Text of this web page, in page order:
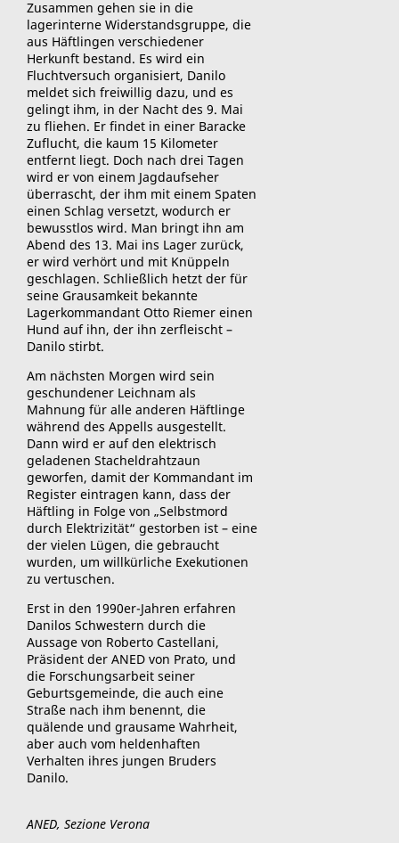
Zusammen gehen sie in die
lagerinterne Widerstandsgruppe, die
aus Häftlingen verschiedener
Herkunft bestand. Es wird ein
Fluchtversuch organisiert, Danilo
meldet sich freiwillig dazu, und es
gelingt ihm, in der Nacht des 9. Mai
zu fliehen. Er findet in einer Baracke
Zuflucht, die kaum 15 Kilometer
entfernt liegt. Doch nach drei Tagen
wird er von einem Jagdaufseher
überrascht, der ihm mit einem Spaten
einen Schlag versetzt, wodurch er
bewusstlos wird. Man bringt ihn am
Abend des 13. Mai ins Lager zurück,
er wird verhört und mit Knüppeln
geschlagen. Schließlich hetzt der für
seine Grausamkeit bekannte
Lagerkommandant Otto Riemer einen
Hund auf ihn, der ihn zerfleischt –
Danilo stirbt.
Am nächsten Morgen wird sein
geschundener Leichnam als
Mahnung für alle anderen Häftlinge
während des Appells ausgestellt.
Dann wird er auf den elektrisch
geladenen Stacheldrahtzaun
geworfen, damit der Kommandant im
Register eintragen kann, dass der
Häftling in Folge von „Selbstmord
durch Elektrizität“ gestorben ist – eine
der vielen Lügen, die gebraucht
wurden, um willkürliche Exekutionen
zu vertuschen.
Erst in den 1990er-Jahren erfahren
Danilos Schwestern durch die
Aussage von Roberto Castellani,
Präsident der ANED von Prato, und
die Forschungsarbeit seiner
Geburtsgemeinde, die auch eine
Straße nach ihm benennt, die
quälende und grausame Wahrheit,
aber auch vom heldenhaften
Verhalten ihres jungen Bruders
Danilo.
ANED, Sezione Verona